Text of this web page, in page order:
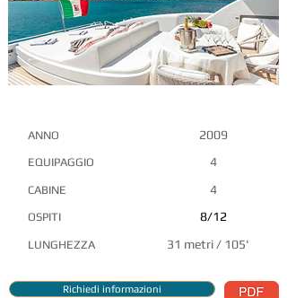
ANNO
EQUIPAGGIO
CABINE
OSPITI
LUNGHEZZA
2009
31 metri / 105'
4
4
8/12
Richiedi informazioni